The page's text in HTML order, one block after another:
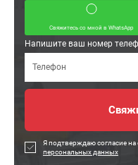
Свяжитесь со мной в WhatsApp
Напишите ваш номер
Я подтверждаю согласие на
персональных данных